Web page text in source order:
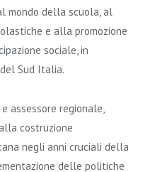
mondo della scuola, al
e alla promozione
sociale, in
Sud Italia.
assessore regionale,
costruzione
negli anni cruciali della
delle politiche